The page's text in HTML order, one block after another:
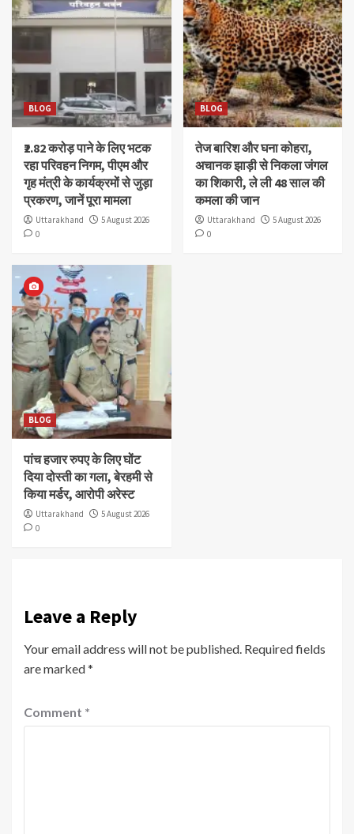
BLOG
₹2.82 करोड़ पाने के लिए भटक
रहा परिवहन निगम, पीएम और
गृह मंत्री के कार्यक्रमों से जुड़ा
प्रकरण, जानें पूरा मामला
Uttarakhand
5 August 2026
0
BLOG
तेज बारिश और घना कोहरा,
अचानक झाड़ी से निकला जंगल
का शिकारी, ले ली 48 साल की
कमला की जान
Uttarakhand
5 August 2026
0
BLOG
पांच हजार रुपए के लिए घोंट
दिया दोस्ती का गला, बेरहमी से
किया मर्डर, आरोपी अरेस्ट
Uttarakhand
5 August 2026
0
Leave a Reply
Your email address will not be published. Required fields
are marked*
Comment *